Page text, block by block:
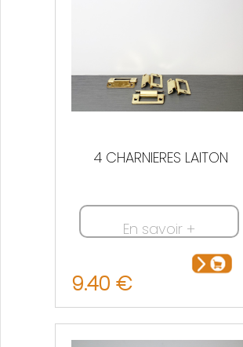
4 CHARNIERES LAITON
En savoir +
9.40 €